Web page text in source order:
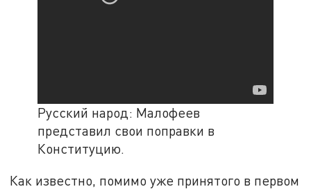
Русский народ: Малофеев
представил свои поправки в
Конституцию.
Как известно, помимо уже принятого в первом